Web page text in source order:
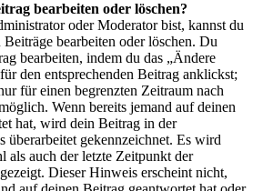
bearbeiten oder löschen?
oder Moderator bist, kannst du
Beiträge bearbeiten oder löschen. Du
bearbeiten, indem du das „Ändere
den entsprechenden Beitrag anklickst;
für einen begrenzten Zeitraum nach
Wenn bereits jemand auf deinen
hat, wird dein Beitrag in der
überarbeitet gekennzeichnet. Es wird
als auch der letzte Zeitpunkt der
Dieser Hinweis erscheint nicht,